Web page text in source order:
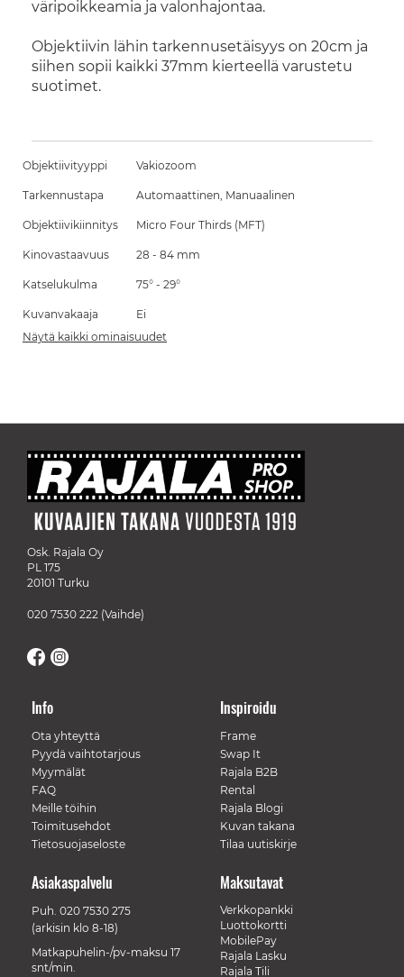
väripoikkeamia ja valonhajontaa.
Objektiivin lähin tarkennusetäisyys on 20cm ja
siihen sopii kaikki 37mm kierteellä varustetu
suotimet.
Objektiivityyppi Vakiozoom
Tarkennustapa Automaattinen, Manuaalinen
Objektiivikiinnitys Micro Four Thirds (MFT)
Kinovastaavuus 28 - 84 mm
Katselukulma 75° - 29°
Kuvanvakaaja
Ei
Näytä kaikki ominaisuudet
Osk. Rajala Oy
PL 175
20101 Turku
020 7530 222 (Vaihde)
Info
Ota yhteyttä
Pyydä vaihtotarjous
Myymälät
FAQ
Meille töihin
Toimitusehdot
Tietosuojaseloste
Inspiroidu
Frame
Swap It
Rajala B2B
Rental
Rajala Blogi
Kuvan takana
Tilaa uutiskirje
Maksutavat
Verkkopankki
Luottokortti
MobilePay
Rajala Lasku
Rajala Tili
Asiakaspalvelu
Puh. 020 7530 275
(arkisin klo 8-18)
Matkapuhelin-/pv-maksu 17
snt/min.